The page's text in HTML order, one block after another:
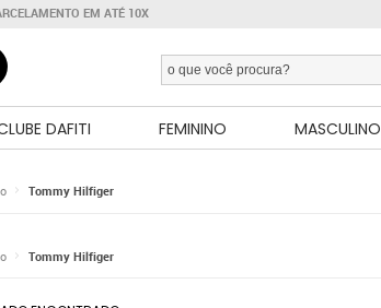
EM ATÉ 10X
DAFITI FEMININO MASCULINO
Tommy Hilfiger
Tommy Hilfiger